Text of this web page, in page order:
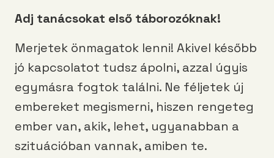
Adj tanácsokat első táborozóknak!
Merjetek önmagatok lenni! Akivel később
jó kapcsolatot tudsz ápolni, azzal úgyis
egymásra fogtok találni. Ne féljetek új
embereket megismerni, hiszen rengeteg
ember van, akik, lehet, ugyanabban a
szituációban vannak, amiben te.